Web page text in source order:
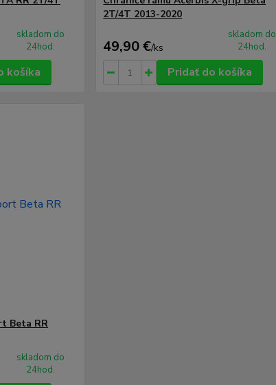
skladom do
24hod.
košíka
2T/4T 2013-2020
49,90 €/ks
skladom do
24hod.
Pridať do košíka
Beta RR
skladom do
24hod.